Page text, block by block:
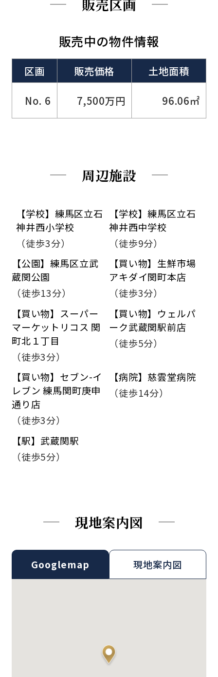
販売区画
販売中の物件情報
区画 販売価格 土地面積
No. 6 7,500万円 96.06㎡
周辺施設
【学校】練馬区立石
神井西小学校
（徒歩3分）
【学校】練馬区立石
神井西中学校
（徒歩9分）
【公園】練馬区立武
蔵関公園
（徒歩13分）
【買い物】生鮮市場
アキダイ関町本店
（徒歩3分）
【買い物】スーパー
マーケットリコス 関
町北１丁目
（徒歩3分）
【買い物】ウェルパ
ーク武蔵関駅前店
（徒歩5分）
【買い物】セブン-イ
レブン 練馬関町庚申
通り店
（徒歩3分）
【病院】慈雲堂病院
（徒歩14分）
【駅】武蔵関駅
（徒歩5分）
現地案内図
Googlemap 現地案内図